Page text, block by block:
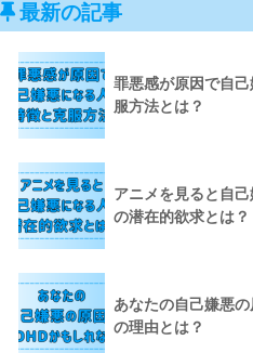
最新の記事
罪悪感が原因で自
服方法とは？
アニメを見ると自
の潜在的欲求とは？
あなたの自己嫌悪
の理由とは？